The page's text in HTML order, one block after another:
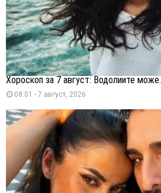
Хороскоп за 7 август: Водолиите
08:01 - 7 август, 2026